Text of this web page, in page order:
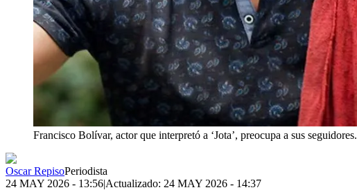
Francisco Bolívar, actor que interpretó a ‘Jota’, preocupa a sus seguidores.
Oscar RepisoPeriodista
24 MAY 2026 - 13:56|Actualizado: 24 MAY 2026 - 14:37